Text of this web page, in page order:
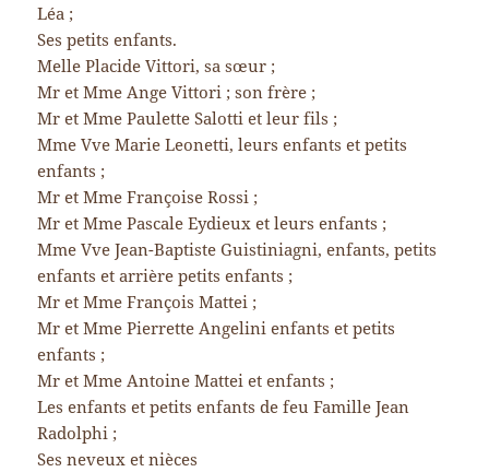
Léa ;
Ses petits enfants.
Melle Placide Vittori, sa sœur ;
Mr et Mme Ange Vittori ; son frère ;
Mr et Mme Paulette Salotti et leur fils ;
Mme Vve Marie Leonetti, leurs enfants et petits
enfants ;
Mr et Mme Françoise Rossi ;
Mr et Mme Pascale Eydieux et leurs enfants ;
Mme Vve Jean-Baptiste Guistiniagni, enfants, petits
enfants et arrière petits enfants ;
Mr et Mme François Mattei ;
Mr et Mme Pierrette Angelini enfants et petits
enfants ;
Mr et Mme Antoine Mattei et enfants ;
Les enfants et petits enfants de feu Famille Jean
Radolphi ;
Ses neveux et nièces